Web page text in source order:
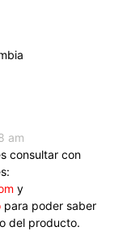
am
consultar con
y
para poder saber
del producto.